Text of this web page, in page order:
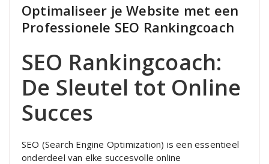
Optimaliseer je Website met een
Professionele SEO Rankingcoach
SEO Rankingcoach:
De Sleutel tot Online
Succes
SEO (Search Engine Optimization) is een essentieel
onderdeel van elke succesvolle online